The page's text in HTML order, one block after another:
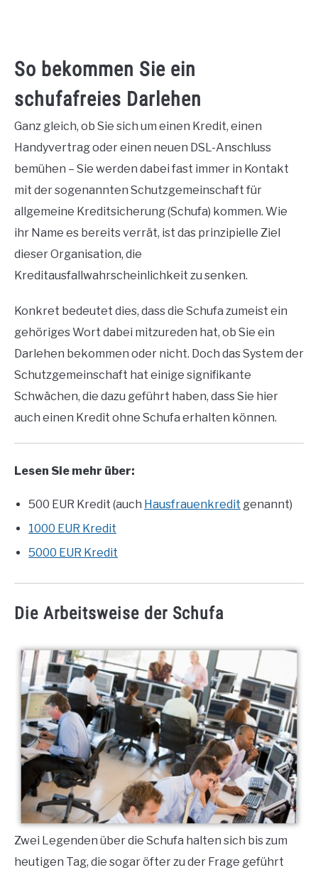
So bekommen Sie ein
schufafreies Darlehen
Ganz gleich, ob Sie sich um einen Kredit, einen
Handyvertrag oder einen neuen DSL-Anschluss
bemühen – Sie werden dabei fast immer in Kontakt
mit der sogenannten Schutzgemeinschaft für
allgemeine Kreditsicherung (Schufa) kommen. Wie
ihr Name es bereits verrät, ist das prinzipielle Ziel
dieser Organisation, die
Kreditausfallwahrscheinlichkeit zu senken.
Konkret bedeutet dies, dass die Schufa zumeist ein
gehöriges Wort dabei mitzureden hat, ob Sie ein
Darlehen bekommen oder nicht. Doch das System der
Schutzgemeinschaft hat einige signifikante
Schwächen, die dazu geführt haben, dass Sie hier
auch einen Kredit ohne Schufa erhalten können.
Lesen Sie mehr über:
500 EUR Kredit (auch Hausfrauenkredit genannt)
1000 EUR Kredit
5000 EUR Kredit
Die Arbeitsweise der Schufa
Zwei Legenden über die Schufa halten sich bis zum
heutigen Tag, die sogar öfter zu der Frage geführt